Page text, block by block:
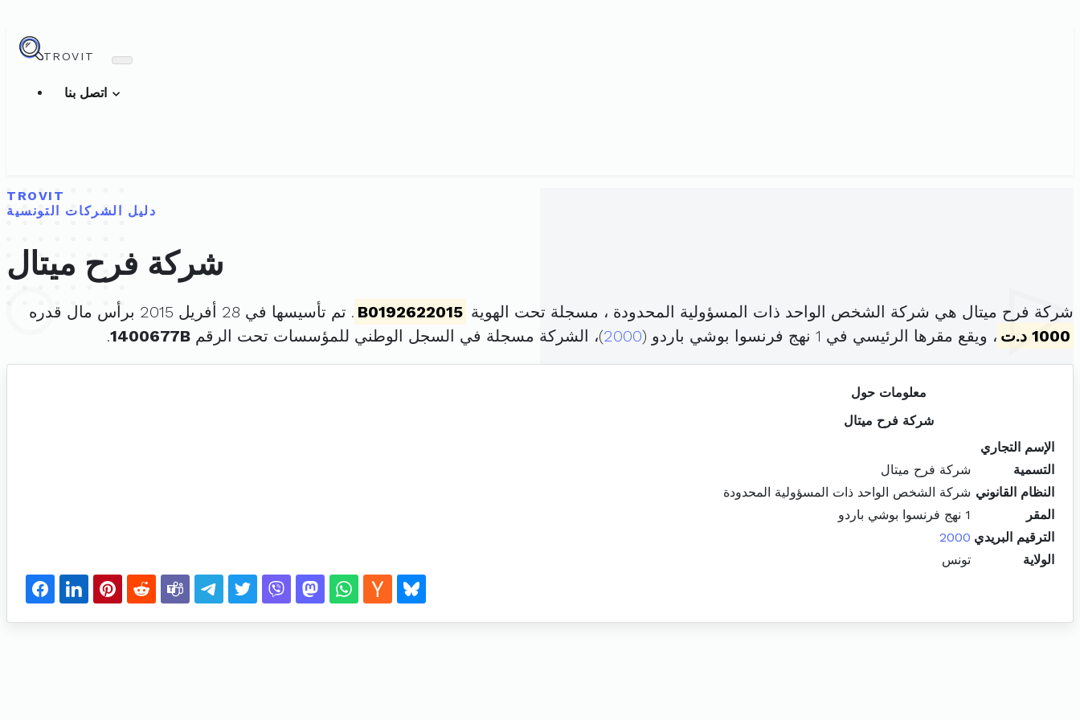
TROVIT
TROVIT
دليل الشركات التونسية
شركة فرح ميتال
شركة فرح ميتال هي شركة الشخص الواحد ذات المسؤولية المحدودة ، مسجلة تحت الهوية B0192622015 . تم تأسيسها في 28 أفريل 2015 برأس مال قدره
1000 د.ت
، ويقع مقرها الرئيسي في 1 نهج فرنسوا بوشي باردو ( 2000)، الشركة مسجلة في السجل الوطني للمؤسسات تحت الرقم 1400677B
.
معلومات حول
شركة فرح ميتال
الإسم التجاري
التسمية
شركة فرح ميتال
النظام القانوني شركة الشخص الواحد ذات المسؤولية المحدودة
المقر
1 نهج فرنسوا بوشي باردو
الترقيم البريدي 2000
الولاية
تونس